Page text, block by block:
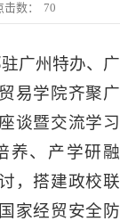
击数： 70
广州特办、广
易学院齐聚广
谈暨交流学习
养、产学研融
，搭建政校联
家经贸安全防